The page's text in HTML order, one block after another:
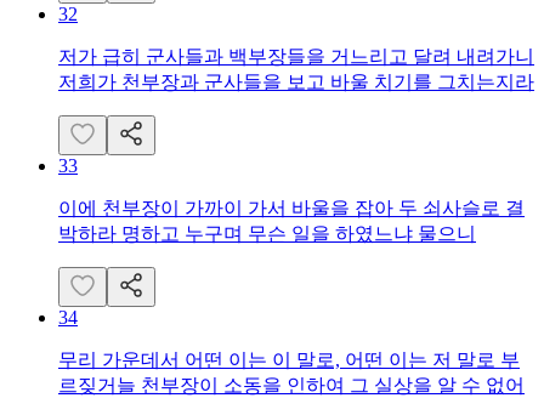
32
저가 급히 군사들과 백부장들을 거느리고 달려 내려가니
저희가 천부장과 군사들을 보고 바울 치기를 그치는지라
33
이에 천부장이 가까이 가서 바울을 잡아 두 쇠사슬로 결
박하라 명하고 누구며 무슨 일을 하였느냐 물으니
34
무리 가운데서 어떤 이는 이 말로, 어떤 이는 저 말로 부
르짖거늘 천부장이 소동을 인하여 그 실상을 알 수 없어